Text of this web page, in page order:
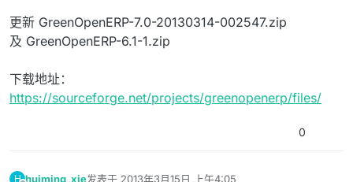
更新 GreenOpenERP-7.0-20130314-002547.zip
及 GreenOpenERP-6.1-1.zip
下载地址：
https://sourceforge.net/projects/greenopenerp/files/
0
H huiming_xie发表于 2013年3月15日 上午4:05